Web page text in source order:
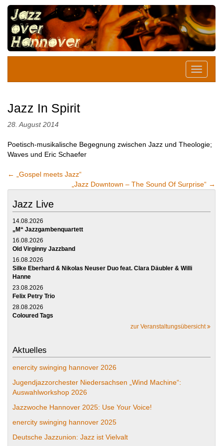
Jazz In Spirit
28. August 2014
Poetisch-musikalische Begegnung zwischen Jazz und Theologie;
Waves und Eric Schaefer
←
„Gospel meets Jazz“
„Jazz Downtown – The Sound Of Surprise“ →
Jazz Live
14.08.2026
„M“ Jazzgambenquartett
16.08.2026
Old Virginny Jazzband
16.08.2026
Silke Eberhard & Nikolas Neuser Duo feat. Clara Däubler & Willi
Hanne
23.08.2026
Felix Petry Trio
28.08.2026
Coloured Tags
zur Veranstaltungsübersicht
Aktuelles
enercity swinging hannover 2026
Jugendjazzorchester Niedersachsen „Wind Machine“:
Auswahlworkshop 2026
Jazzwoche Hannover 2025: Use Your Voice!
enercity swinging hannover 2025
Deutsche Jazzunion: Jazz ist Vielvalt